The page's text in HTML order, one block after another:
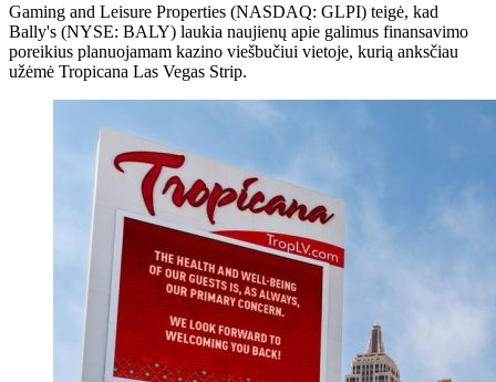
Gaming and Leisure Properties (NASDAQ: GLPI) teigė, kad
Bally's (NYSE: BALY) laukia naujienų apie galimus finansavimo
poreikius planuojamam kazino viešbučiui vietoje, kurią anksčiau
užėmė Tropicana Las Vegas Strip.